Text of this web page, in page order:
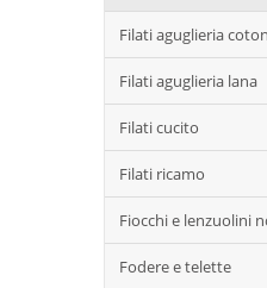
Filati aguglieria
Filati aguglieria lana
Filati cucito
Filati ricamo
Fiocchi e lenzuolini
Fodere e telette